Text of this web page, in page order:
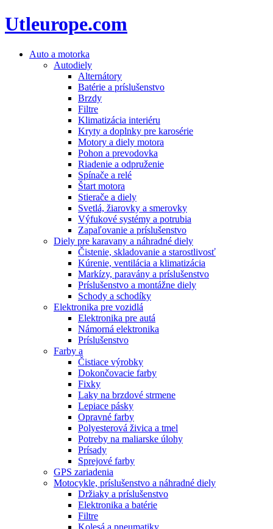
Utleurope.com
Auto a motorka
Autodiely
Alternátory
Batérie a príslušenstvo
Brzdy
Filtre
Klimatizácia interiéru
Kryty a doplnky pre karosérie
Motory a diely motora
Pohon a prevodovka
Riadenie a odpruženie
Spínače a relé
Štart motora
Stierače a diely
Svetlá, žiarovky a smerovky
Výfukové systémy a potrubia
Zapaľovanie a príslušenstvo
Diely pre karavany a náhradné diely
Čistenie, skladovanie a starostlivosť
Kúrenie, ventilácia a klimatizácia
Markízy, paravány a príslušenstvo
Príslušenstvo a montážne diely
Schody a schodíky
Elektronika pre vozidlá
Elektronika pre autá
Námorná elektronika
Príslušenstvo
Farby a
Čistiace výrobky
Dokončovacie farby
Fixky
Laky na brzdové strmene
Lepiace pásky
Opravné farby
Polyesterová živica a tmel
Potreby na maliarske úlohy
Prísady
Sprejové farby
GPS zariadenia
Motocykle, príslušenstvo a náhradné diely
Držiaky a príslušenstvo
Elektronika a batérie
Filtre
Kolesá a pneumatiky